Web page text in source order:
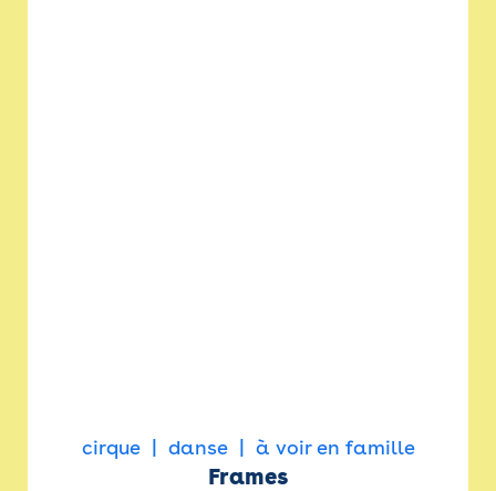
cirque danse à voir en famille
Frames